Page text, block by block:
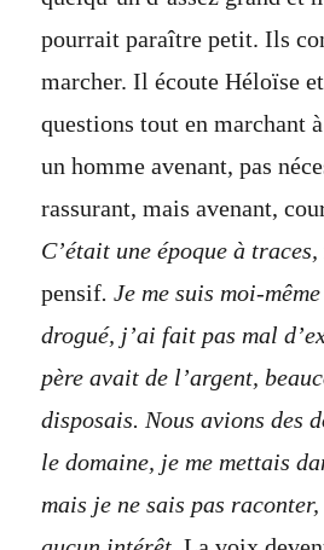
pourrait paraître petit. Ils
marcher. Il écoute Héloïse
questions tout en marchant
un homme avenant, pas
rassurant, mais avenant,
C’était une époque à traces,
pensif. Je me suis moi-
drogué, j’ai fait pas mal
père avait de l’argent,
disposais. Nous avions des
le domaine, je me mettais
mais je ne sais pas